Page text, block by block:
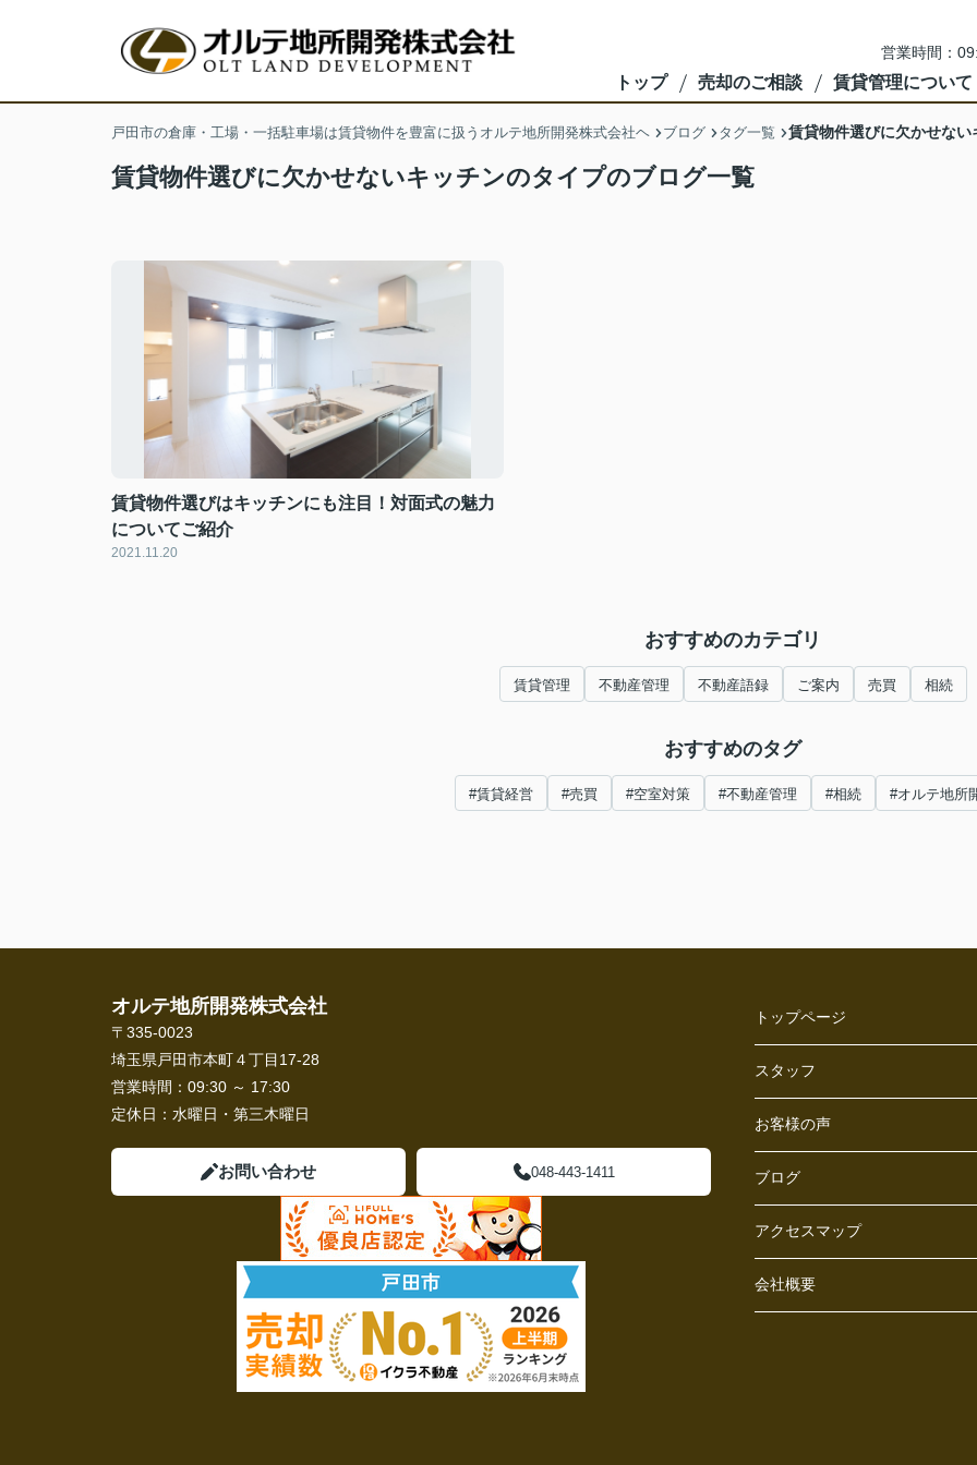
営業時間：
トップ 売却のご相談 賃貸管理について
戸田市の倉庫・工場・一括駐車場は賃貸物件を豊富に扱うオルテ地所開発株式会社ヘ ブログ タグ一覧 賃貸物件選びに欠かせな
賃貸物件選びに欠かせないキッチンのタイプのブログ一覧
賃貸物件選びはキッチンにも注目！対面式の魅力
についてご紹介
2021.11.20
おすすめのカテゴリ
賃貸管理 不動産管理 不動産語録 ご案内 売買 相続
おすすめのタグ
#賃貸経営 #売買 #空室対策 #不動産管理 #相続 #オルテ地所
オルテ地所開発株式会社
〒335-0023
埼玉県戸田市本町４丁目17-28
営業時間： 09:30 ～ 17:30
定休日： 水曜日・第三木曜日
お問い合わせ 048-443-1411
トップページ
スタッフ
お客様の声
ブログ
アクセスマップ
会社概要